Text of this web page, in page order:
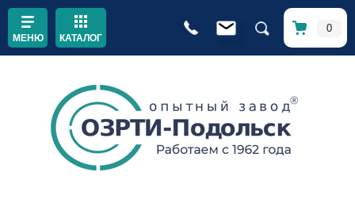
0
КАТАЛОГ